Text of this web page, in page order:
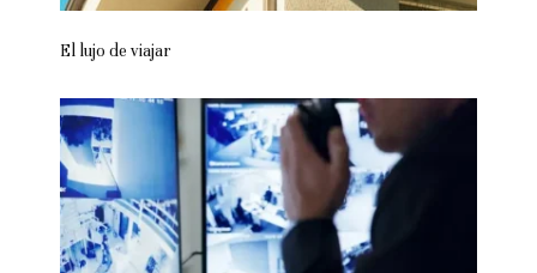
El lujo de viajar